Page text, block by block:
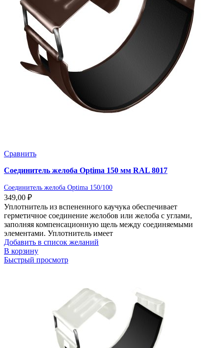
Сравнить
Соединитель желоба Optima 150 мм RAL 8017
Соединитель желоба Optima 150/100
349,00 ₽
Уплотнитель из вспененного каучука обеспечивает
герметичное соединение желобов или желоба с углами,
заполняя компенсационную щель между соединяемыми
элементами. Уплотнитель имеет
Добавить в список желаний
В корзину
Быстрый просмотр